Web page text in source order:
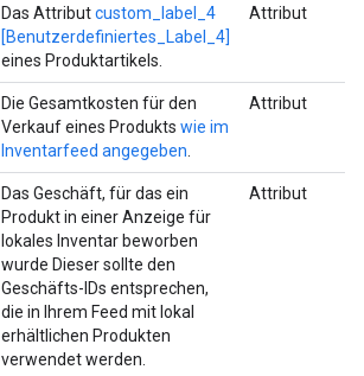
Das Attributcustom_label_4
[Benutzerdefiniertes_Label_4]
eines Produktartikels.
Attribut
Die Gesamtkosten für den
Verkauf eines Produkts wie im
Inventarfeed angegeben
Attribut
Das Geschäft, für das ein
Produkt in einer Anzeige für
lokales Inventar beworben
wurde Dieser sollte den
Geschäfts-IDs entsprechen,
die in Ihrem Feed mit lokal
erhältlichen Produkten
verwendet werden.
Attribut